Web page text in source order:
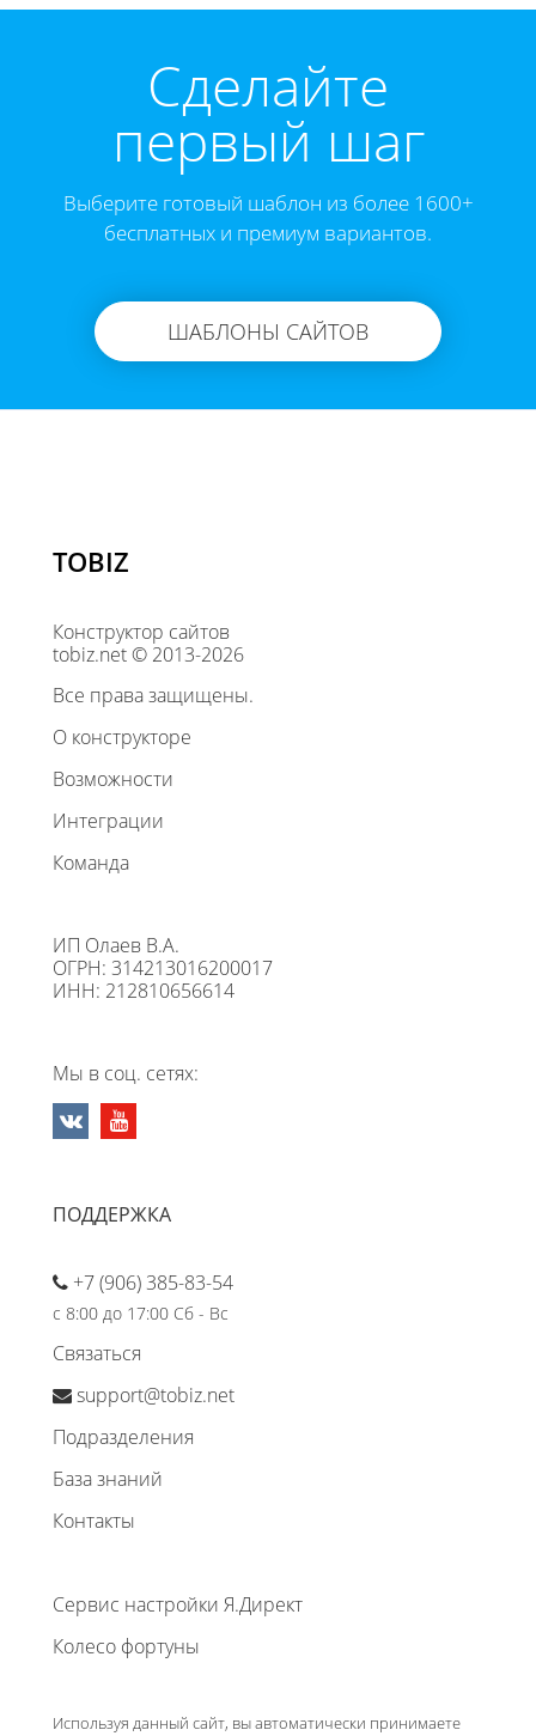
Cделайте
первый шаг
Выберите готовый шаблон из более 1600+
бесплатных и премиум вариантов.
ШАБЛОНЫ САЙТОВ
TOBIZ
Конструктор сайтов
tobiz.net © 2013-2026
Все права защищены.
О конструкторе
Возможности
Интеграции
Команда
ИП Олаев В.А.
ОГРН: 314213016200017
ИНН: 212810656614
Мы в соц. сетях:
ПОДДЕРЖКА
+7 (906) 385-83-54
с 8:00 до 17:00 Сб - Вс
Связаться
support@tobiz.net
Подразделения
База знаний
Контакты
Сервис настройки Я.Директ
Колесо фортуны
Используя данный сайт, вы автоматически принимаете